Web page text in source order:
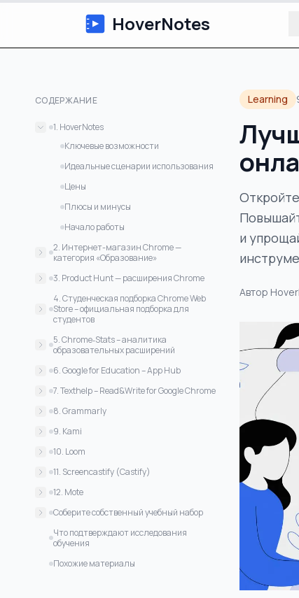
HoverNotes
СОДЕРЖАНИЕ
1. HoverNotes
Ключевые возможности
Идеальные сценарии использования
Цены
Плюсы и минусы
Начало работы
2. Интернет-магазин Chrome —
категория «Образование»
Почему он в этом списке
3. Product Hunt — расширения Chrome
Почему он в этом списке
4. Студенческая подборка Chrome Web
Store – официальная подборка для
студентов
Почему он в этом списке
5. Chrome‑Stats – аналитика
образовательных расширений
Почему он в этом списке
6. Google for Education – App Hub
Почему он в этом списке
7. Texthelp – Read&Write for Google Chrome
Почему он в этом списке
8. Grammarly
Почему он в этом списке
9. Kami
Почему он в этом списке
10. Loom
Почему он в этом списке
11. Screencastify (Castify)
Почему он в этом списке
12. Mote
Почему он в этом списке
Соберите собственный учебный набор
На что обратить внимание при выборе
набора инструментов Chrome
Что подтверждают исследования
обучения
Похожие материалы
Learning
и
Автор